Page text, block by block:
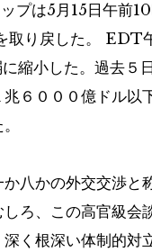
は5月15日午前
り戻した。 EDT
縮小した。過去５
６０００億ドル
八かの外交交渉
ろ、この高官級
く根深い体制的対